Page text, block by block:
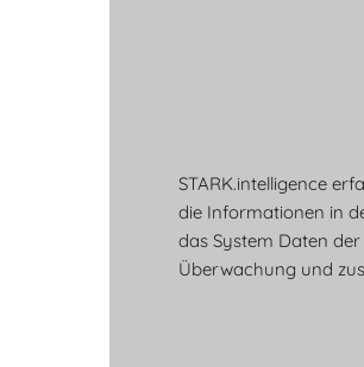
STARK.intelligence
die Informationen in
das System Daten
Überwachung und